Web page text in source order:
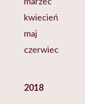
kwiecień
maj
czerwiec
2018